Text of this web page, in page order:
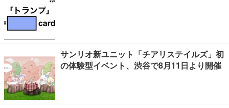
サンリオ新ユニット「チアリステイルズ」初
の体験型イベント、渋谷で8月11日より開催